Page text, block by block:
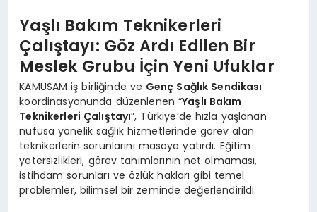
Yaşlı Bakım Teknikerleri
Çalıştayı: Göz Ardı Edilen Bir
Meslek Grubu İçin Yeni Ufuklar
KAMUSAM iş birliğinde ve Genç Sağlık Sendikası
koordinasyonunda düzenlenen “Yaşlı Bakım
Teknikerleri Çalıştayı”, Türkiye’de hızla yaşlanan
nüfusa yönelik sağlık hizmetlerinde görev alan
teknikerlerin sorunlarını masaya yatırdı. Eğitim
yetersizlikleri, görev tanımlarının net olmaması,
istihdam sorunları ve özlük hakları gibi temel
problemler, bilimsel bir zeminde değerlendirildi.